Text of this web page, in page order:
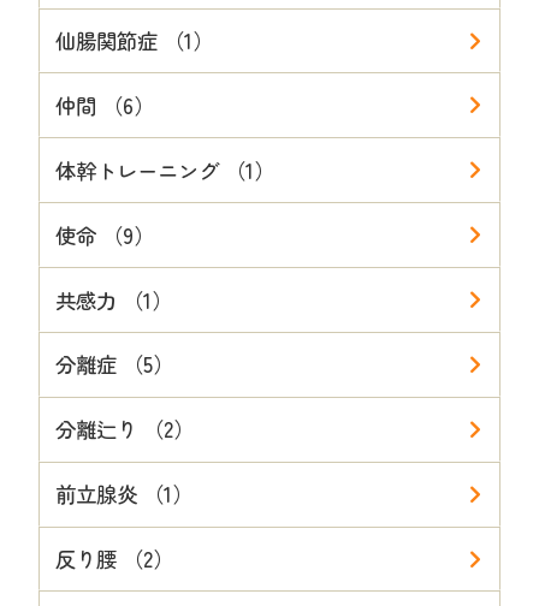
仙腸関節症 （1）
仲間 （6）
体幹トレーニング （1）
使命 （9）
共感力 （1）
分離症 （5）
分離辷り （2）
前立腺炎 （1）
反り腰 （2）